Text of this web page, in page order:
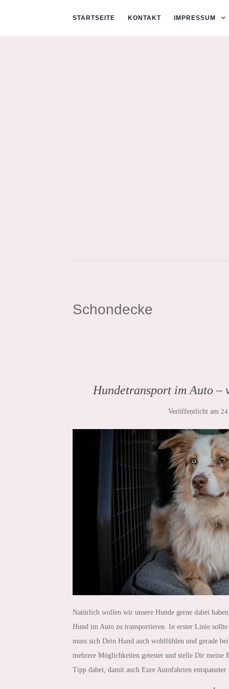
STARTSEITE KONTAKT IMPRESSUM
Schondecke
Hundetransport im Auto –
Veröffentlicht am
Natürlich wollen wir unsere Hunde gerne dabei
Hund im Auto zu transportieren. In erster Linie
muss sich Dein Hund auch wohlfühlen und gerade
mehrere Möglichkeiten getestet und stelle Dir
Tipp dabei, damit auch Eure Autofahrten entspannter